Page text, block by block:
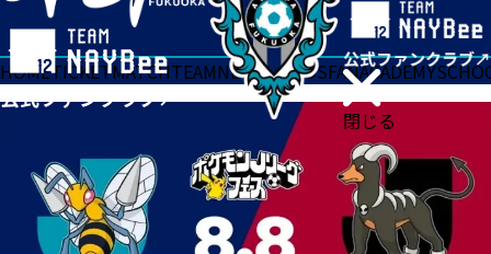
閉じる
HOMETICKETMATCHTEAMNEWSGOODSFANACADEMY